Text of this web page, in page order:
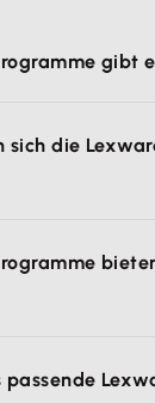
gibt
sich die